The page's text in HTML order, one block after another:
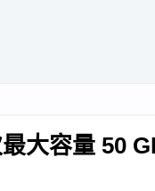
大容量 50